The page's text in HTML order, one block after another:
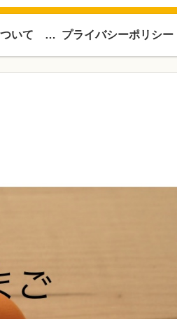
このブログについて About this blog プライバシーポリシー